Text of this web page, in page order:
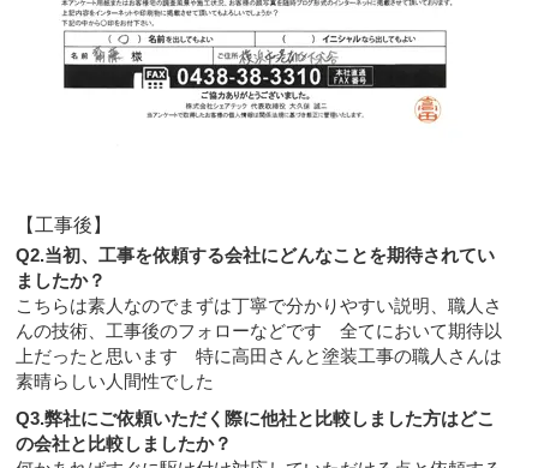
【工事後】
Q2.当初、工事を依頼する会社にどんなことを期待されてい
ましたか？
こちらは素人なのでまずは丁寧で分かりやすい説明、職人さ
んの技術、工事後のフォローなどです 全てにおいて期待以
上だったと思います 特に高田さんと塗装工事の職人さんは
素晴らしい人間性でした
Q3.弊社にご依頼いただく際に他社と比較しました方はどこ
の会社と比較しましたか？